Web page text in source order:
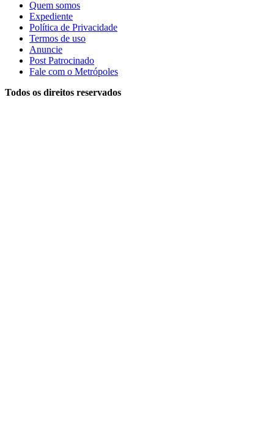
Quem somos
Expediente
Política de Privacidade
Termos de uso
Anuncie
Post Patrocinado
Fale com o Metrópoles
Todos os direitos reservados